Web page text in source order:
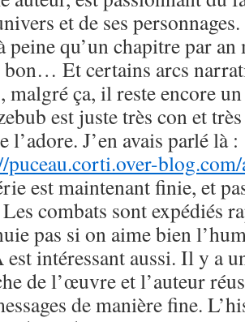
et de ses
peine qu’un chapitre par
Et certains arcs
malgré ça, il reste encore
est juste très con et
l’adore. J’en avais parlé là :
puceau.corti.over-
est maintenant finie, et
combats sont expédiés
pas si on aime bien
intéressant aussi. Il y a
de l’œuvre et l’auteur
de manière fine.